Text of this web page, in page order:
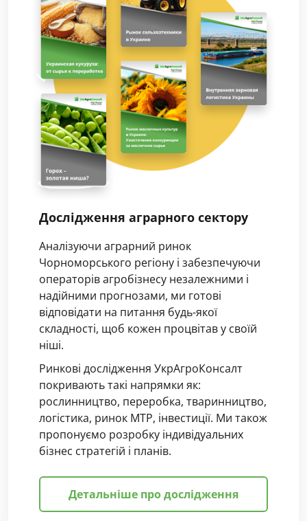
Дослідження аграрного сектору
Аналізуючи аграрний ринок
Чорноморського регіону і забезпечуючи
операторів агробізнесу незалежними і
надійними прогнозами, ми готові
відповідати на питання будь-якої
складності, щоб кожен процвітав у своїй
ніші.
Ринкові дослідження УкрАгроКонсалт
покривають такі напрямки як:
рослинництво, переробка, тваринництво,
логістика, ринок МТР, інвестиції. Ми також
пропонуємо розробку індивідуальних
бізнес стратегій і планів.
Детальніше про дослідження